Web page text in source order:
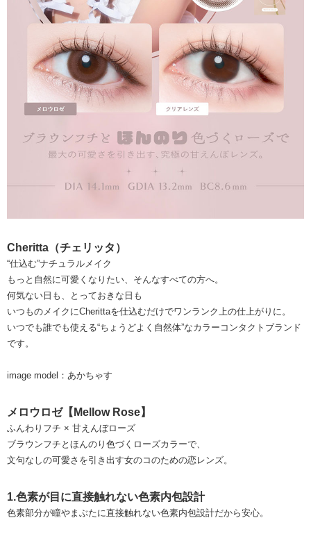
Cheritta（チェリッタ）
“仕込む”ナチュラルメイク
もっと自然に可愛くなりたい、そんなすべての方へ。
何気ない日も、とっておきな日も
いつものメイクにCherittaを仕込むだけでワンランク上の仕上がりに。
いつでも誰でも使える“ちょうどよく自然体”なカラーコンタクトブランド
です。
image model：あかちゃす
メロウロゼ【Mellow Rose】
ふんわりフチ × 甘えんぼローズ
ブラウンフチとほんのり色づくローズカラーで、
文句なしの可愛さを引き出す女のコのための恋レンズ。
1.色素が目に直接触れない色素内包設計
色素部分が瞳やまぶたに直接触れない色素内包設計だから安心。